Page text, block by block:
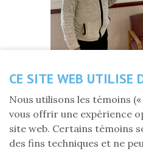
Jeudi 1
CE SITE WEB UTILISE
Nous utilisons les témoins
vous offrir une expérience
site web. Certains témoins
des fins techniques et ne